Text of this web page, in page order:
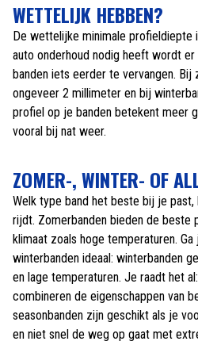
WETTELIJK HEBBEN?
De wettelijke minimale profieldiepte
auto onderhoud nodig heeft wordt
banden iets eerder te vervangen.
ongeveer 2 millimeter en bij
profiel op je banden betekent meer
vooral bij nat weer.
ZOMER-, WINTER- OF
Welk type band het beste bij je past,
rijdt. Zomerbanden bieden de beste
klimaat zoals hoge temperaturen.
winterbanden ideaal: winterbanden
en lage temperaturen. Je raadt het
combineren de eigenschappen van
seasonbanden zijn geschikt als je
en niet snel de weg op gaat met